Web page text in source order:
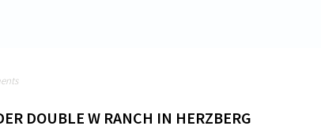
DOUBLE W RANCH IN HERZBERG